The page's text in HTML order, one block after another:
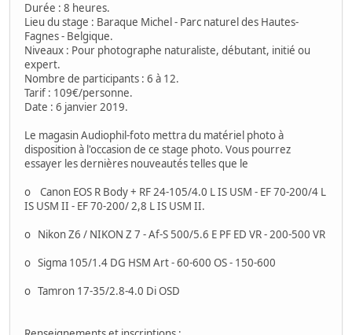
Durée : 8 heures.
Lieu du stage : Baraque Michel - Parc naturel des Hautes-
Fagnes - Belgique.
Niveaux : Pour photographe naturaliste, débutant, initié ou
expert.
Nombre de participants : 6 à 12.
Tarif : 109€/personne.
Date : 6 janvier 2019.
Le magasin Audiophil-foto mettra du matériel photo à
disposition à l'occasion de ce stage photo. Vous pourrez
essayer les dernières nouveautés telles que le
o Canon EOS R Body + RF 24-105/4.0 L IS USM - EF 70-200/4 L
IS USM II - EF 70-200/ 2,8 L IS USM II.
o Nikon Z6 / NIKON Z 7 - Af-S 500/5.6 E PF ED VR - 200-500 VR
o Sigma 105/1.4 DG HSM Art - 60-600 OS - 150-600
o Tamron 17-35/2.8-4.0 Di OSD